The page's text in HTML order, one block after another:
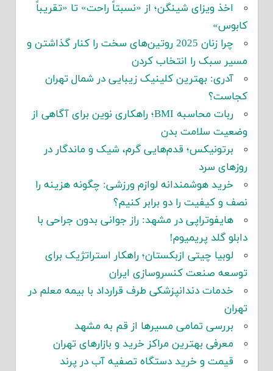
اخذ ویزای شینگن؛ از «نسبتاً راحت» تا «تقریباً
کابوس»
چرا زنان 2025 روتین‌های سخت را کنار گذاشتن و
مسیر سبک را انتخاب کردن
آدری: بهترین کلینیک زیبایی در شمال تهران
کجاست؟
ربات محاسبه BMI؛ راهکاری نوین برای آگاهی از
وضعیت سلامت بدن
برتونیکس؛ قدم‌هایی گرم، شیک و ماندگار در
روزهای سرد
خرید هوشمندانه لوازم ورزشی: چگونه هزینه را
نصف و کیفیت را دو برابر کنیم؟
هایفوتراپی در مشهد: راز جوانی بدون جراحی با
دابلو گلد پریمیوم!
لوبیا چیتی ازبکستان؛ راهکار استراتژیک برای
توسعه صنعت کنسروسازی ایران
خدمات دندانپزشکی طرف قرارداد با بیمه معلم در
تهران
بررسی تمامی مسیرها از قم به مشهد
معرفی بهترین مراکز خرید و بازارهای تهران
قیمت و خرید دستگاه تصفیه آب در پرند